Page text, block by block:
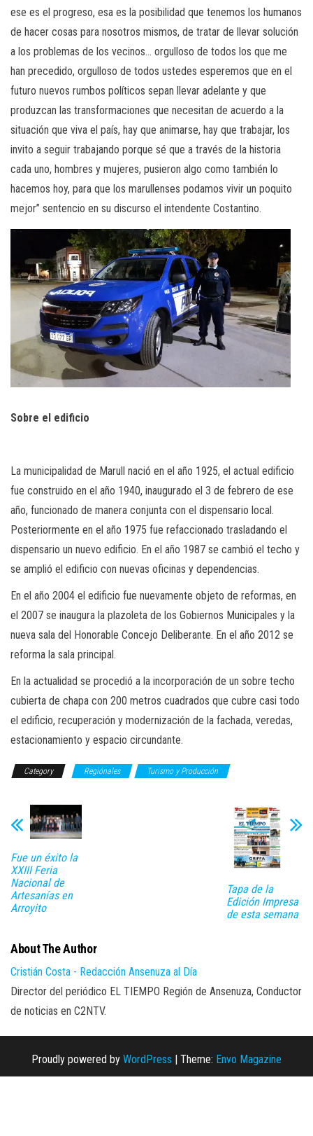
ese es el progreso, esa es la posibilidad que tenemos los humanos
de hacer cosas para nosotros mismos, de tratar de llevar solución
a los problemas de los vecinos… orgulloso de todos los que me
han precedido, orgulloso de todos ustedes esperemos que en el
futuro nuevos rumbos políticos sepan llevar adelante y que
produzcan las transformaciones que necesitan de acuerdo a la
situación que viva el país, hay que animarse, hay que trabajar, los
invito a seguir trabajando porque sé que a través de la historia
cada uno, hombres y mujeres, pusieron algo como también lo
hacemos hoy, para que los marullenses podamos vivir un poquito
mejor” sentencio en su discurso el intendente Costantino.
Sobre el edificio
La municipalidad de Marull nació en el año 1925, el actual edificio
fue construido en el año 1940, inaugurado el 3 de febrero de ese
año, funcionado de manera conjunta con el dispensario local.
Posteriormente en el año 1975 fue refaccionado trasladando el
dispensario un nuevo edificio. En el año 1987 se cambió el techo y
se amplió el edificio con nuevas oficinas y dependencias.
En el año 2004 el edificio fue nuevamente objeto de reformas, en
el 2007 se inaugura la plazoleta de los Gobiernos Municipales y la
nueva sala del Honorable Concejo Deliberante. En el año 2012 se
reforma la sala principal.
En la actualidad se procedió a la incorporación de un sobre techo
cubierta de chapa con 200 metros cuadrados que cubre casi todo
el edificio, recuperación y modernización de la fachada, veredas,
estacionamiento y espacio circundante.
Category Regiónales Turismo y Producción
Fue un éxito la
XXIII Feria
Nacional de
Artesanías en
Arroyito
Tapa de la
Edición Impresa
de esta semana
About The Author
Cristián Costa - Redacción Ansenuza al Día
Director del periódico EL TIEMPO Región de Ansenuza, Conductor
de noticias en C2NTV.
Proudly powered by WordPress | Theme: Envo Magazine